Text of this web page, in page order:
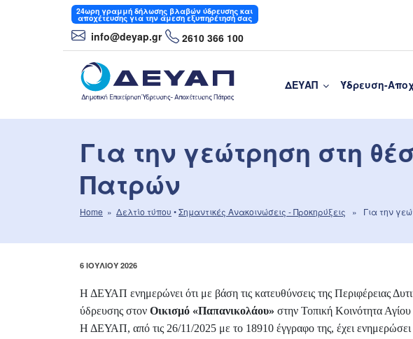
περιεχόμενο
24ωρη γραμμή δήλωσης βλαβών ύδρευσης και
αποχέτευσης για την άμεση εξυπηρέτησή σας
info@deyap.gr 2610 366 100
ΔΕΥΑΠ
ΔΕΥΑΠ Ύδρευση-
Για την γεώτρηση στη
Πατρών
Home » Δελτίο τύπου •Σημαντικές Aνακοινώσεις - Προκηρύξεις » Για την
ΔΗΜΟΣΙΕΎΤΗΚΕ
6 ΙΟΥΛΊΟΥ 2026
Η ΔΕΥΑΠ ενημερώνει ότι με βάση τις κατευθύνσεις της Περιφέρειας
ύδρευσης στον Οικισμό «Παπανικολάου» στην Τοπική Κοινότητα
Η ΔΕΥΑΠ, από τις 26/11/2025 με το 18910 έγγραφο της, έχει